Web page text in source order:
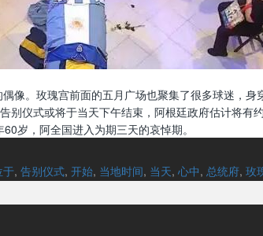
。玫瑰宫前面的五月广场也聚集了很多球迷，
仪式或将于当天下午结束，阿根廷政府估计将有
岁，阿全国进入为期三天的哀悼期。
于, 告别仪式, 开始, 当地时间, 当天, 心中, 总统府, 玫